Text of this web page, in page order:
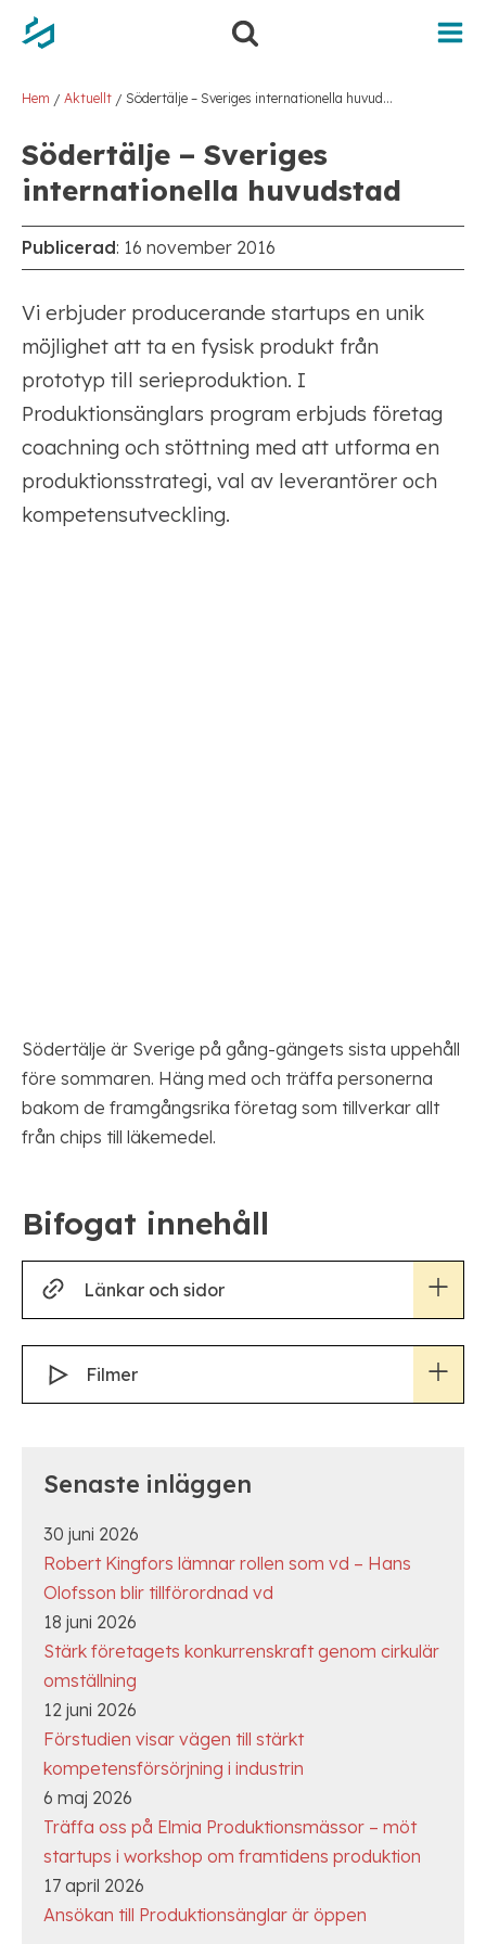
Hem / Aktuellt / Södertälje – Sveriges internationella huvudstad
Södertälje – Sveriges
internationella huvudstad
Publicerad: 16 november 2016
Vi erbjuder producerande startups en unik
möjlighet att ta en fysisk produkt från
prototyp till serieproduktion. I
Produktionsänglars program erbjuds företag
coachning och stöttning med att utforma en
produktionsstrategi, val av leverantörer och
kompetensutveckling.
Södertälje är Sverige på gång-gängets sista uppehåll
före sommaren. Häng med och träffa personerna
bakom de framgångsrika företag som tillverkar allt
från chips till läkemedel.
Bifogat innehåll
Länkar och sidor
För startups med en prototyp som ska skalas
upp
innovationer?
Filmer
Beställarkompetens nödvändig för lyckad
produktionsaffär – detta måste du veta som
startup
Kravspecifikation - vad är det?
Del 1. Avtal och allmänna bestämmelser
Del 2. Avtal och allmänna bestämmelser
Vad du behöver veta om immaterailrätt
Senaste inläggen
30 juni 2026
Robert Kingfors lämnar rollen som vd – Hans
Olofsson blir tillförordnad vd
18 juni 2026
Stärk företagets konkurrenskraft genom cirkulär
omställning
12 juni 2026
Förstudien visar vägen till stärkt
kompetensförsörjning i industrin
6 maj 2026
Träffa oss på Elmia Produktionsmässor – möt
startups i workshop om framtidens produktion
17 april 2026
Ansökan till Produktionsänglar är öppen